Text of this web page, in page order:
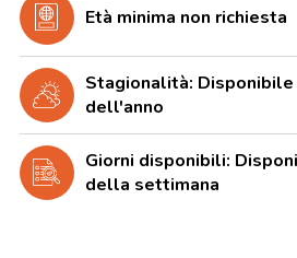
Età minima non richiesta
Stagionalità:
dell'anno
Giorni disponibili:
della settimana